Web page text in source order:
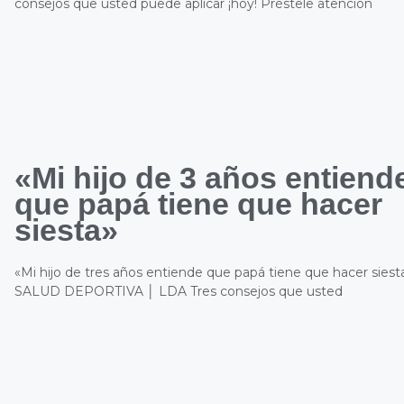
consejos que usted puede aplicar ¡hoy! Préstele atención
«Mi hijo de 3 años
que papá tiene que hacer
siesta»
«Mi hijo de tres años entiende que papá tiene que hacer
SALUD DEPORTIVA │ LDA Tres consejos que usted